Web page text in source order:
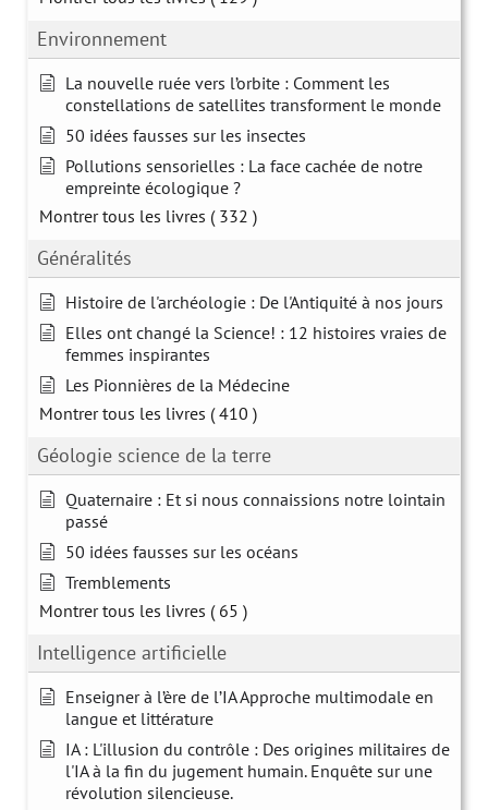
Environnement
La nouvelle ruée vers l’orbite : Comment les
constellations de satellites transforment le monde
50 idées fausses sur les insectes
Pollutions sensorielles : La face cachée de notre
empreinte écologique ?
Montrer tous les livres ( 332 )
Généralités
Histoire de l'archéologie : De l'Antiquité à nos jours
Elles ont changé la Science! : 12 histoires vraies de
femmes inspirantes
Les Pionnières de la Médecine
Montrer tous les livres ( 410 )
Géologie science de la terre
Quaternaire : Et si nous connaissions notre lointain
passé
50 idées fausses sur les océans
Tremblements
Montrer tous les livres ( 65 )
Intelligence artificielle
Enseigner à l’ère de l’IA Approche multimodale en
langue et littérature
IA : L'illusion du contrôle : Des origines militaires de
l'IA à la fin du jugement humain. Enquête sur une
révolution silencieuse.